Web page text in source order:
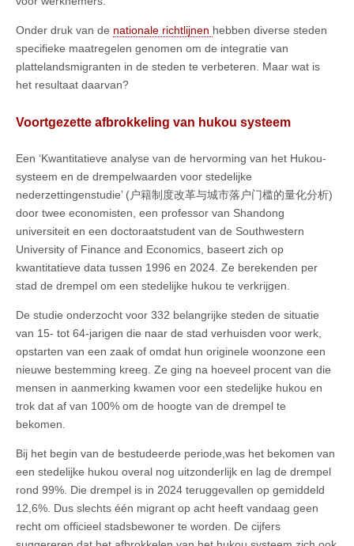
Onder druk van de nationale richtlijnen hebben diverse steden
specifieke maatregelen genomen om de integratie van
plattelandsmigranten in de steden te verbeteren. Maar wat is
het resultaat daarvan?
Voortgezette afbrokkeling van hukou systeem
Een ‘Kwantitatieve analyse van de hervorming van het Hukou-
systeem en de drempelwaarden voor stedelijke
nederzettingenstudie’ (户籍制度改革与城市落户门槛的量化分析)
door twee economisten, een professor van Shandong
universiteit en een doctoraatstudent van de Southwestern
University of Finance and Economics, baseert zich op
kwantitatieve data tussen 1996 en 2024. Ze berekenden per
stad de drempel om een stedelijke hukou te verkrijgen.
De studie onderzocht voor 332 belangrijke steden de situatie
van 15- tot 64-jarigen die naar de stad verhuisden voor werk,
opstarten van een zaak of omdat hun originele woonzone een
nieuwe bestemming kreeg. Ze ging na hoeveel procent van die
mensen in aanmerking kwamen voor een stedelijke hukou en
trok dat af van 100% om de hoogte van de drempel te
bekomen.
Bij het begin van de bestudeerde periode,was het bekomen van
een stedelijke hukou overal nog uitzonderlijk en lag de drempel
rond 99%. Die drempel is in 2024 teruggevallen op gemiddeld
12,6%. Dus slechts één migrant op acht heeft vandaag geen
recht om officieel stadsbewoner te worden. De cijfers